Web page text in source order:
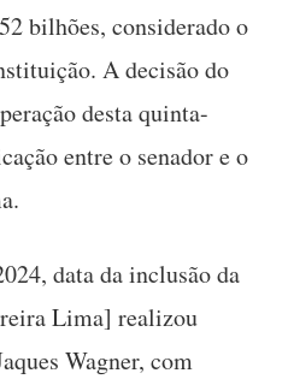
bilhões, considerado o
A decisão do
desta quinta-
entre o senador e o
data da inclusão da
Lima] realizou
Wagner, com